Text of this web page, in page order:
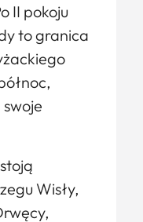
II pokoju
to granica
Wisły,